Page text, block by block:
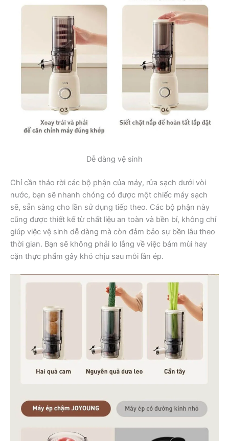
Dễ dàng vệ sinh
Chỉ cần tháo rời các bộ phận của máy, rửa sạch dưới vòi
nước, bạn sẽ nhanh chóng có được một chiếc máy sạch
sẽ, sẵn sàng cho lần sử dụng tiếp theo. Các bộ phận này
cũng được thiết kế từ chất liệu an toàn và bền bỉ, không chỉ
giúp việc vệ sinh dễ dàng mà còn đảm bảo sự bền lâu theo
thời gian. Bạn sẽ không phải lo lắng về việc bám mùi hay
cặn thực phẩm gây khó chịu sau mỗi lần ép.